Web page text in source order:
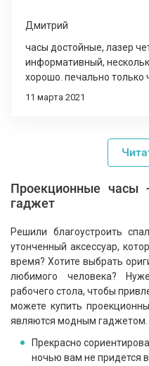
Дмитрий
часы достойные, лазер
информативный,
хорошо. печально только
а потом оплатить, на
11 марта 2021
Проекционные
гаджет
Решили благоустроить
утонченный аксессуар,
время? Хотите выбрать
любимого человека?
рабочего стола, чтобы
можете купить
являются модным гаджетом.
Прекрасно
ночью вам не придется